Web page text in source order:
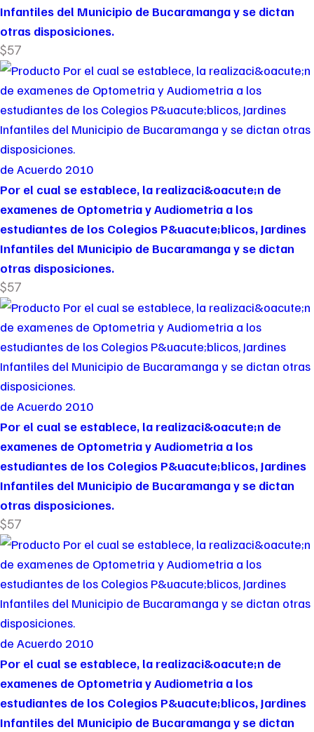
Infantiles del Municipio de Bucaramanga y se dictan
otras disposiciones.
$57
de Acuerdo 2010
Por el cual se establece, la realizaci&oacute;n de
examenes de Optometria y Audiometria a los
estudiantes de los Colegios P&uacute;blicos, Jardines
Infantiles del Municipio de Bucaramanga y se dictan
otras disposiciones.
$57
de Acuerdo 2010
Por el cual se establece, la realizaci&oacute;n de
examenes de Optometria y Audiometria a los
estudiantes de los Colegios P&uacute;blicos, Jardines
Infantiles del Municipio de Bucaramanga y se dictan
otras disposiciones.
$57
de Acuerdo 2010
Por el cual se establece, la realizaci&oacute;n de
examenes de Optometria y Audiometria a los
estudiantes de los Colegios P&uacute;blicos, Jardines
Infantiles del Municipio de Bucaramanga y se dictan